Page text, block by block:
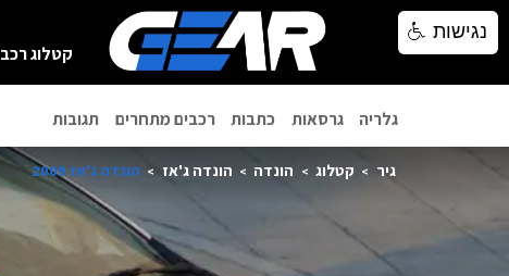
קטלוג רכב
גלריה גרסאות כתבות רכבים מתחרים תגובות
גיר קטלוג הונדה הונדה ג'אז הונדה ג'אז 2009
נגישות
נגישות